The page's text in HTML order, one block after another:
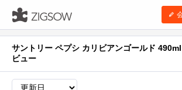
サントリー ペプシ カリビアンゴールド
ビュー